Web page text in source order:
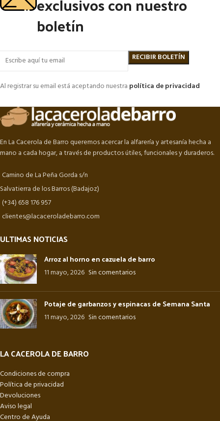
boletín
Al registrar su email está aceptando nuestra política de privacidad
En La Cacerola de Barro queremos acercar la alfarería y artesanía hecha a
mano a cada hogar, a través de productos útiles, funcionales y duraderos.
Camino de La Peña Gorda s/n
Salvatierra de los Barros (Badajoz)
(+34) 658 176 957
clientes@lacaceroladebarro.com
ULTIMAS NOTICIAS
Arroz al horno en cazuela de barro
11 mayo, 2026 Sin comentarios
Potaje de garbanzos y espinacas de Semana Santa
11 mayo, 2026 Sin comentarios
LA CACEROLA DE BARRO
Condiciones de compra
Política de privacidad
Devoluciones
Aviso legal
Centro de Ayuda